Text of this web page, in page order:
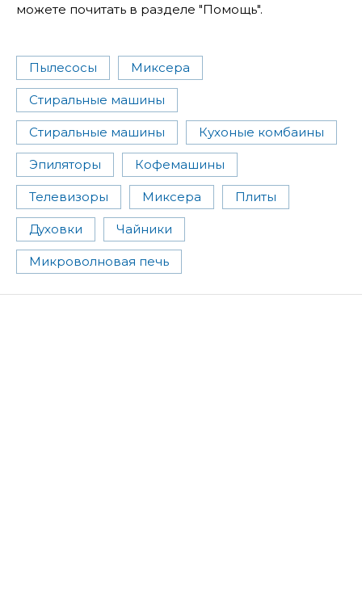
можете почитать в разделе "Помощь".
Пылесосы Миксера
Стиральные машины
Стиральные машины Кухоные комбаины
Эпиляторы Кофемашины
Телевизоры Миксера Плиты
Духовки Чайники
Микроволновая печь